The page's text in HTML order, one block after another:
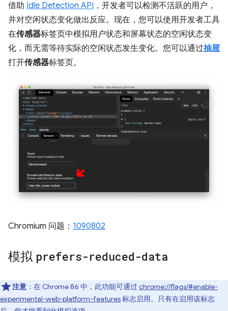
借助 Idle Detection API ，开发者可以检测不活跃的用户，
并对空闲状态变化做出反应。现在，您可以使用开发者工具
在传感器标签页中模拟用户状态和屏幕状态的空闲状态变
化，而无需等待实际的空闲状态发生变化。您可以通过抽屉
打开传感器标签页。
Chromium 问题： 1090802
模拟 prefers-reduced-data
注意 ：在 Chrome 86 中，此功能可通过 chrome://flags/#enable-
experimental-web-platform-features标志启用。只有在启用该标志